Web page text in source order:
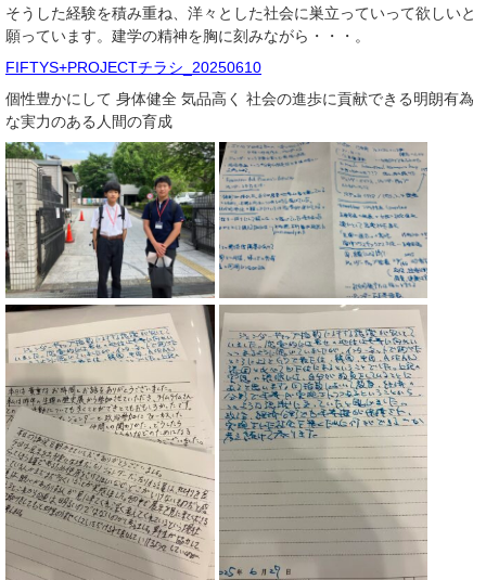
そうした経験を積み重ね、洋々とした社会に巣立っていって欲しいと
願っています。建学の精神を胸に刻みながら・・・。
FIFTYS+PROJECTチラシ_20250610
個性豊かにして 身体健全 気品高く 社会の進歩に貢献できる明朗有為
な実力のある人間の育成